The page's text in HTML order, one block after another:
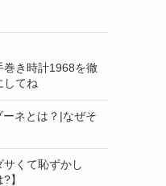
巻き時計1968を徹
してね
ーネとは？|なぜそ
くて恥ずかし
】